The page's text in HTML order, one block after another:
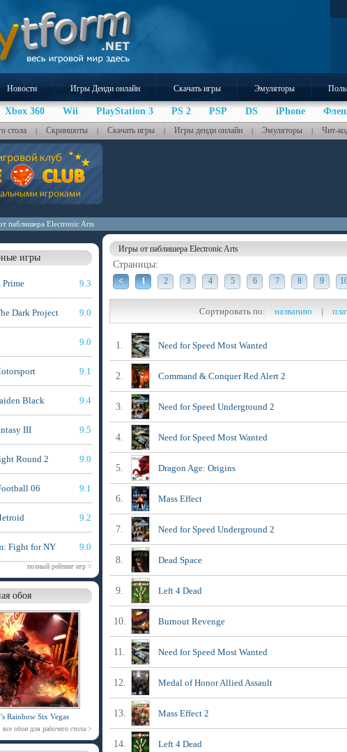
Новости Игры Денди онлайн Скачать игры Эмуляторы
Xbox 360 Wii PlayStation 3 PS 2 PSP DS iPhone
стола | Скриншоты | Скачать игры | Игры денди онлайн | Эмуляторы | Чит-
паблишера Electronic Arts
игры
9.3
Dark Project 9.0
9.0
9.1
Black 9.4
III 9.5
Round 2 9.0
06 9.1
9.2
Fight for NY 9.0
полный рейтинг игр >
обоя
Rainbow Six Vegas
все обои для рабочего стола >
Игры от паблишера Electronic Arts
Страницы:
< 1 2 3 4 5 6 7 8 9
Сортировать по: названию |
1. Need for Speed Most Wanted
2. Command & Conquer Red Alert 2
3. Need for Speed Underground 2
4. Need for Speed Most Wanted
5. Dragon Age: Origins
6. Mass Effect
7. Need for Speed Underground 2
8. Dead Space
9. Left 4 Dead
10. Burnout Revenge
11. Need for Speed Most Wanted
12. Medal of Honor Allied Assault
13. Mass Effect 2
14. Left 4 Dead